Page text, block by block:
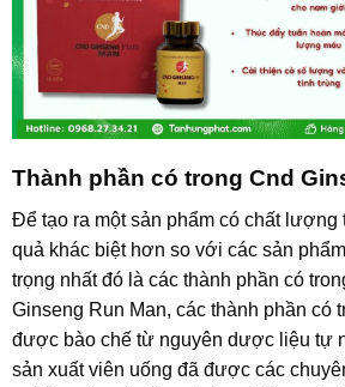
Thành phần có trong Cnd
Để tạo ra một sản phẩm có chất lượng
quả khác biệt hơn so với các sản
trọng nhất đó là các thành phần có
Ginseng Run Man, các thành phần có
được bào chế từ nguyên dược liệu tự
sản xuất viên uống đã được các